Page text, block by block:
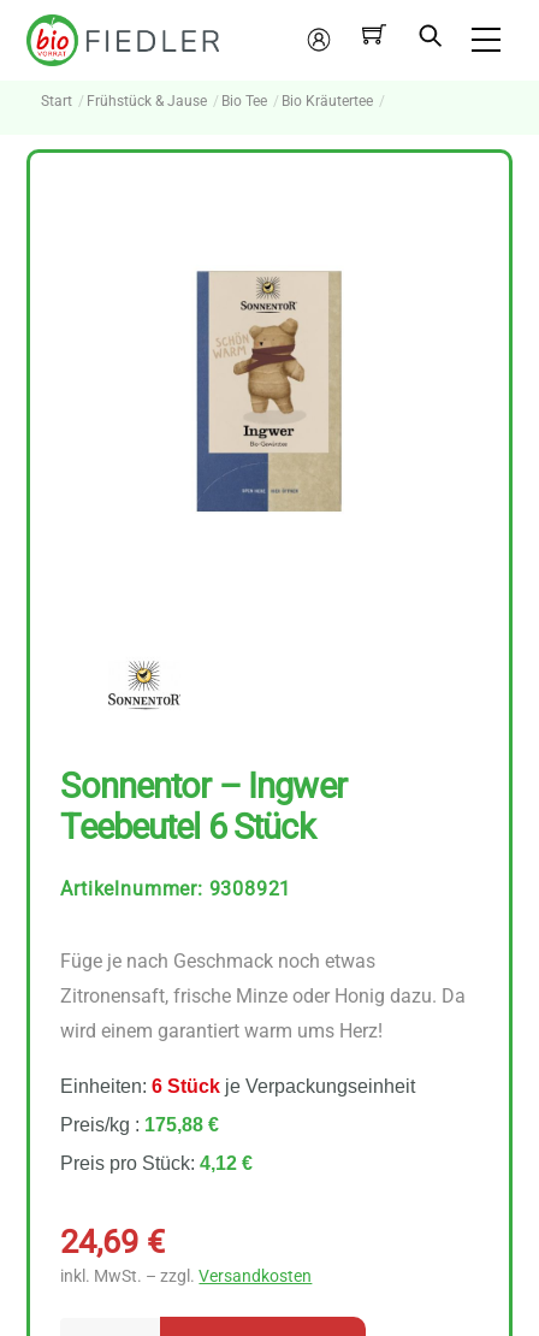
Skip
Mein
Konto
Start Frühstück & Jause Bio Tee Bio Kräutertee
Sonnentor – Ingwer
Teebeutel 6 Stück
Artikelnummer: 9308921
Füge je nach Geschmack noch etwas
Zitronensaft, frische Minze oder Honig dazu. Da
wird einem garantiert warm ums Herz!
Einheiten:6 Stück je Verpackungseinheit
Preis/kg : 175,88 €
Preis pro Stück:4,12 €
24,69 €
inkl. MwSt. – zzgl.Versandkosten